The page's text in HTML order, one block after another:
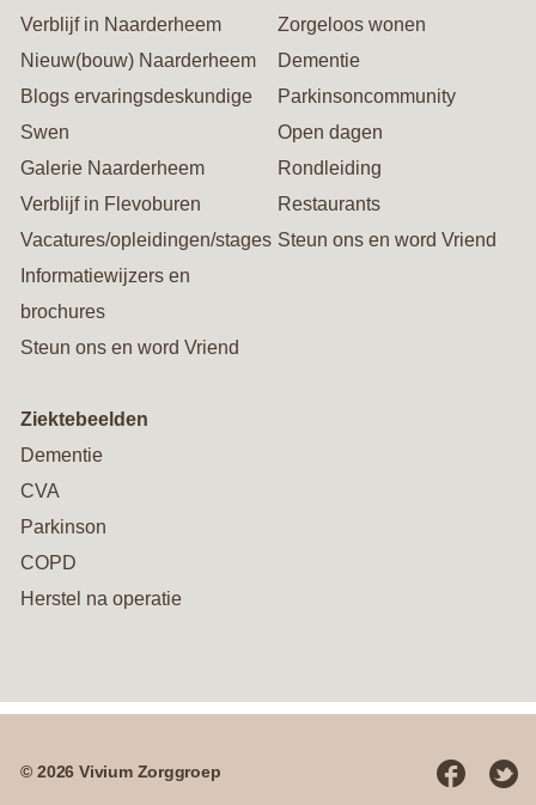
Verblijf in Naarderheem
Nieuw(bouw) Naarderheem
Blogs ervaringsdeskundige
Swen
Galerie Naarderheem
Verblijf in Flevoburen
Vacatures/opleidingen/stages
Informatiewijzers en
brochures
Steun ons en word Vriend
Zorgeloos wonen
Dementie
Parkinsoncommunity
Open dagen
Rondleiding
Restaurants
Steun ons en word Vriend
Ziektebeelden
Dementie
CVA
Parkinson
COPD
Herstel na operatie
© 2026 Vivium Zorggroep
Social